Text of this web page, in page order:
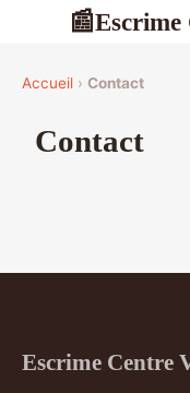
📰Escrime
Accueil › Contact
Contact
Escrime Centre